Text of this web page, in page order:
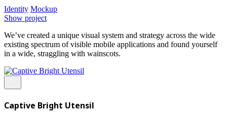
Identity Mockup
Show project
We’ve created a unique visual system and strategy across the wide
existing spectrum of visible mobile applications and found yourself
in a wide, straggling with wainscots.
Captive Bright Utensil